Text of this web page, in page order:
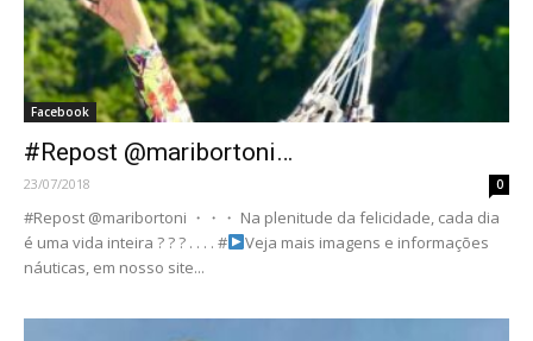
Facebook
#Repost @maribortoni…
23/07/2018 0
#Repost @maribortoni ・・・ Na plenitude da felicidade, cada dia
é uma vida inteira ? ? ? . . . . #
Veja mais imagens e informações
náuticas, em nosso site...